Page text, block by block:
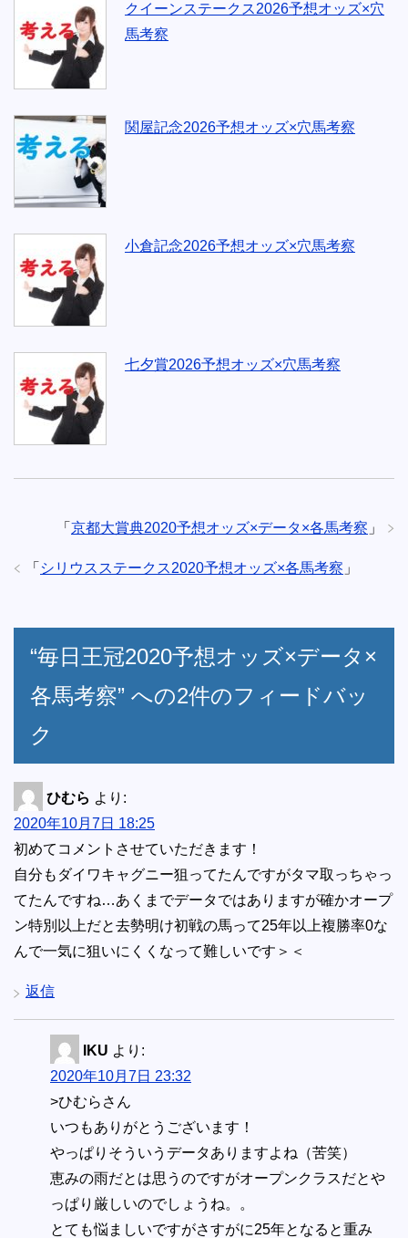
クイーンステークス2026予想オッズ×穴
馬考察
関屋記念2026予想オッズ×穴馬考察
小倉記念2026予想オッズ×穴馬考察
七夕賞2026予想オッズ×穴馬考察
「 京都大賞典2020予想オッズ×データ×各馬考察 」
「 シリウスステークス2020予想オッズ×各馬考察 」
“毎日王冠2020予想オッズ×データ×
各馬考察” への2件のフィードバッ
ク
ひむら より:
2020年10月7日 18:25
初めてコメントさせていただきます！
自分もダイワキャグニー狙ってたんですがタマ取っちゃっ
てたんですね…あくまでデータではありますが確かオープ
ン特別以上だと去勢明け初戦の馬って25年以上複勝率0な
んで一気に狙いにくくなって難しいです＞＜
返信
IKU より:
2020年10月7日 23:32
>ひむらさん
いつもありがとうございます！
やっぱりそういうデータありますよね（苦笑）
恵みの雨だとは思うのですがオープンクラスだとや
っぱり厳しいのでしょうね。。
とても悩ましいですがさすがに25年となると重み